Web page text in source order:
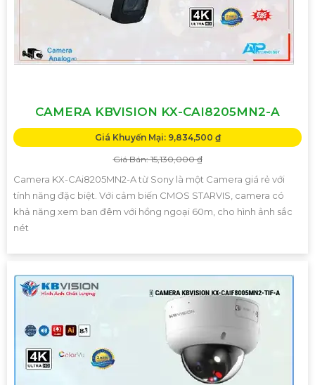
CAMERA KBVISION KX-CAI8205MN2-A
Giá Khuyến Mại: 9,834,500 ₫
Giá Bán: 15,130,000 ₫
Camera KX-CAi8205MN2-A từ Sony là một Camera giá rẻ với
tính năng đặc biệt. Với cảm biến CMOS STARVIS, camera có
khả năng xem ban đêm với hồng ngoại 60m, cho hình ảnh sắc
nét